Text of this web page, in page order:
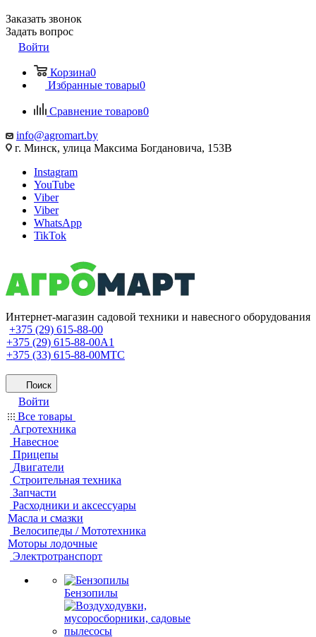
Заказать звонок
Задать вопрос
Войти
Корзина0
Избранные товары0
Сравнение товаров0
info@agromart.by
г. Минск, улица Максима Богдановича, 153В
Instagram
YouTube
Viber
Viber
WhatsApp
TikTok
Интернет-магазин садовой техники и навесного оборудования
+375 (29) 615-88-00
+375 (29) 615-88-00A1
+375 (33) 615-88-00МТС
Поиск
Войти
Все товары
Агротехника
Навесное
Прицепы
Двигатели
Строительная техника
Запчасти
Расходники и аксессуары
Масла и смазки
Велосипеды / Мототехника
Моторы лодочные
Электротранспорт
Бензопилы